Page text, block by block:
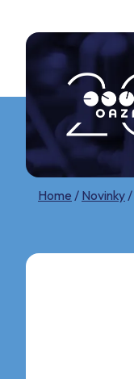
content
Home / Novinky/